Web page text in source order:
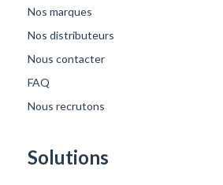
Nos marques
Nos distributeurs
Nous contacter
FAQ
Nous recrutons
Solutions